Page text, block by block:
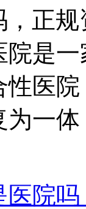
正规
一
医
为一
医院吗